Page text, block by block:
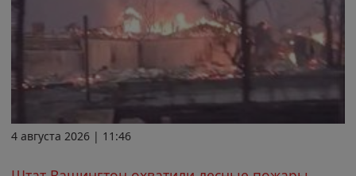
4 августа 2026 | 11:46